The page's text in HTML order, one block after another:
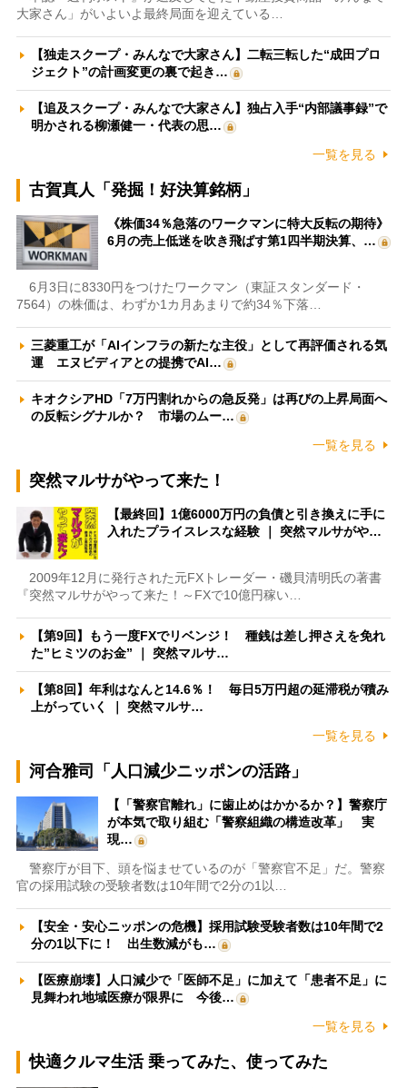
大家さん」がいよいよ最終局面を迎えている…
【独走スクープ・みんなで大家さん】二転三転した“成田プロ
ジェクト”の計画変更の裏で起き…
【追及スクープ・みんなで大家さん】独占入手“内部議事録”で
明かされる柳瀬健一・代表の思…
一覧を見る
古賀真人「発掘！好決算銘柄」
《株価34％急落のワークマンに特大反転の期待》
6月の売上低迷を吹き飛ばす第1四半期決算、…
6月3日に8330円をつけたワークマン（東証スタンダード・
7564）の株価は、わずか1カ月あまりで約34％下落…
三菱重工が「AIインフラの新たな主役」として再評価される気
運 エヌビディアとの提携でAI…
キオクシアHD「7万円割れからの急反発」は再びの上昇局面へ
の反転シグナルか？ 市場のムー…
一覧を見る
突然マルサがやって来た！
【最終回】1億6000万円の負債と引き換えに手に
入れたプライスレスな経験 ｜ 突然マルサがや…
2009年12月に発行された元FXトレーダー・磯貝清明氏の著書
『突然マルサがやって来た！～FXで10億円稼い…
【第9回】もう一度FXでリベンジ！ 種銭は差し押さえを免れ
た”ヒミツのお金” ｜ 突然マルサ…
【第8回】年利はなんと14.6％！ 毎日5万円超の延滞税が積み
上がっていく ｜ 突然マルサ…
一覧を見る
河合雅司「人口減少ニッポンの活路」
【「警察官離れ」に歯止めはかかるか？】警察庁
が本気で取り組む「警察組織の構造改革」 実
現…
警察庁が目下、頭を悩ませているのが「警察官不足」だ。警察
官の採用試験の受験者数は10年間で2分の1以…
【安全・安心ニッポンの危機】採用試験受験者数は10年間で2
分の1以下に！ 出生数減がも…
【医療崩壊】人口減少で「医師不足」に加えて「患者不足」に
見舞われ地域医療が限界に 今後…
一覧を見る
快適クルマ生活 乗ってみた、使ってみた